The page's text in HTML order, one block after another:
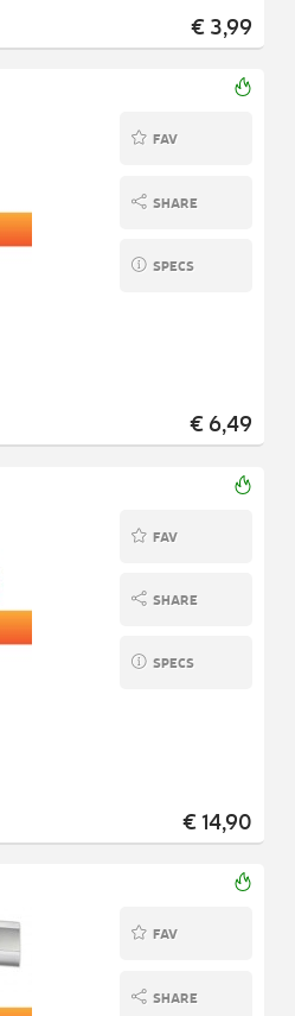
€ 3,99
FAV
SHARE
SPECS
€ 6,49
FAV
SHARE
SPECS
€ 14,90
FAV
SHARE